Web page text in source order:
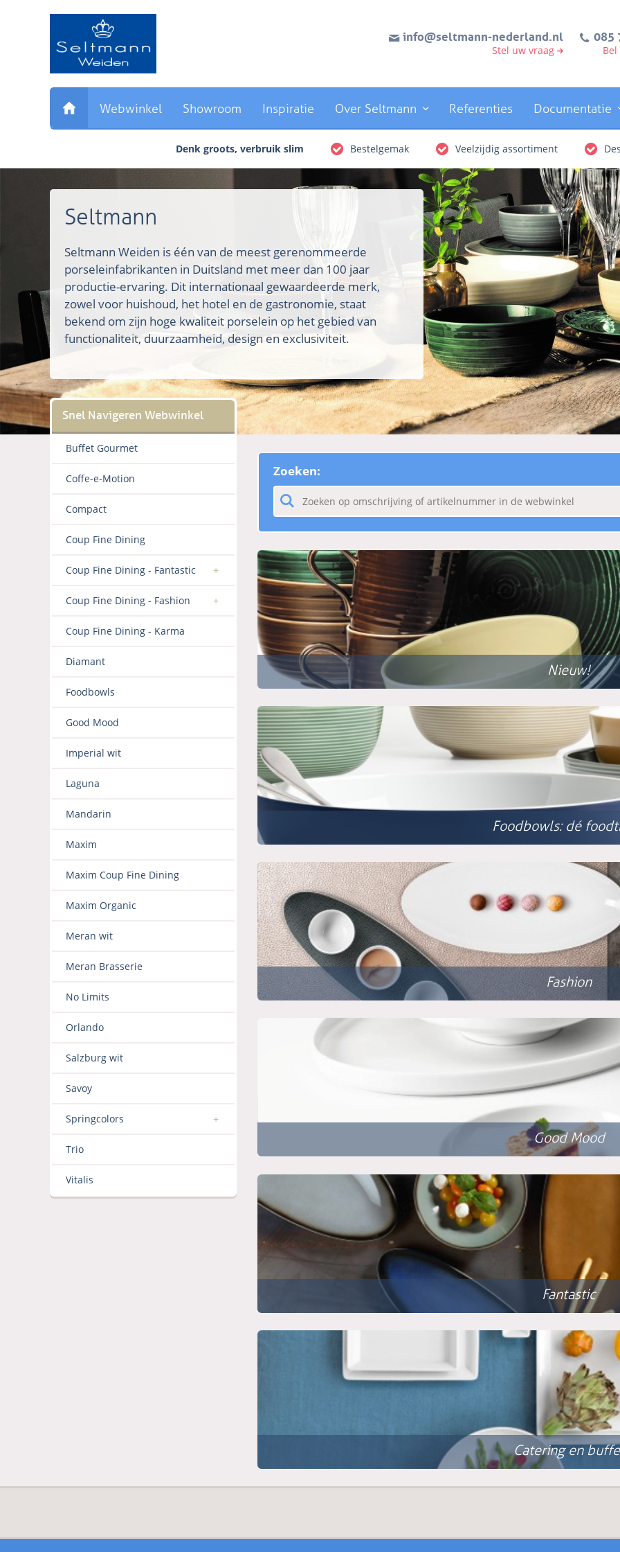
Direct
info@seltmann-nederland.nl
Stel uw vraag
085
Webwinkel Showroom Inspiratie Over Seltmann Referenties Documentatie
Denk groots, verbruik slim Bestelgemak Veelzijdig assortiment
Seltmann
Seltmann Weiden is één van de meest gerenommeerde
porseleinfabrikanten in Duitsland met meer dan 100 jaar
productie-ervaring. Dit internationaal gewaardeerde merk,
zowel voor huishoud, het hotel en de gastronomie, staat
bekend om zijn hoge kwaliteit porselein op het gebied van
functionaliteit, duurzaamheid, design en exclusiviteit.
Buffet Gourmet
Coffe-e-Motion
Compact
Coup Fine Dining
Coup Fine Dining - Fantastic
Coup Fine Dining - Fashion
Coup Fine Dining - Karma
Diamant
Foodbowls
Good Mood
Imperial wit
Laguna
Mandarin
Maxim
Maxim Coup Fine Dining
Maxim Organic
Meran wit
Meran Brasserie
No Limits
Orlando
Salzburg wit
Savoy
Springcolors
Trio
Vitalis
Zoeken:
Nieuw!
Foodbowls: dé
Fashion
Good Mood
Fantastic
Catering en